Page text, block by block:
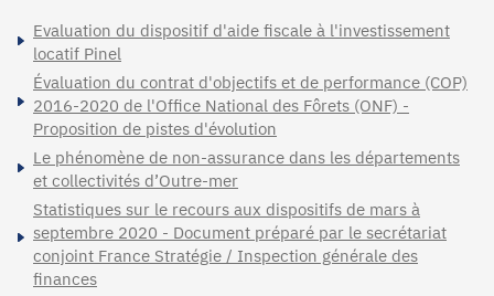
Evaluation du dispositif d'aide fiscale à l'investissement
locatif Pinel
Évaluation du contrat d'objectifs et de performance (COP)
2016-2020 de l'Office National des Fôrets (ONF) -
Proposition de pistes d'évolution
Le phénomène de non-assurance dans les départements
et collectivités d’Outre-mer
Statistiques sur le recours aux dispositifs de mars à
septembre 2020 - Document préparé par le secrétariat
conjoint France Stratégie / Inspection générale des
finances